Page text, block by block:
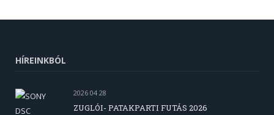
HÍREINKBÓL
2026 04 28
ZUGLÓI- PATAKPARTI FUTÁS 2026